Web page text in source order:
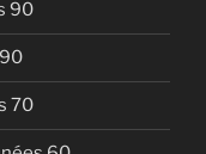
90
70